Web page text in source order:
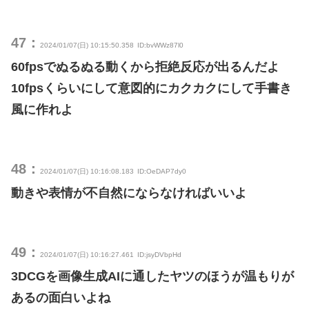
47： 2024/01/07(日) 10:15:50.358 ID:bvWWz87l0
60fpsでぬるぬる動くから拒絶反応が出るんだよ
10fpsくらいにして意図的にカクカクにして手書き
風に作れよ
48： 2024/01/07(日) 10:16:08.183 ID:OeDAP7dy0
動きや表情が不自然にならなければいいよ
49： 2024/01/07(日) 10:16:27.461 ID:jsyDVbpHd
3DCGを画像生成AIに通したヤツのほうが温もりが
あるの面白いよね